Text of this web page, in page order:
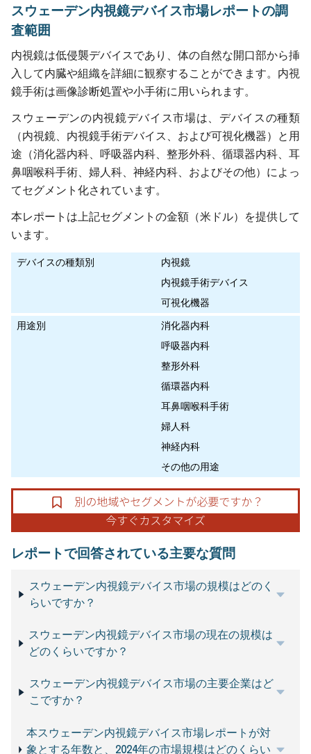
スウェーデン内視鏡デバイス市場レポートの調
査範囲
内視鏡は低侵襲デバイスであり、体の自然な開口部から挿
入して内臓や組織を詳細に観察することができます。内視
鏡手術は画像診断処置や小手術に用いられます。
スウェーデンの内視鏡デバイス市場は、デバイスの種類
（内視鏡、内視鏡手術デバイス、および可視化機器）と用
途（消化器内科、呼吸器内科、整形外科、循環器内科、耳
鼻咽喉科手術、婦人科、神経内科、およびその他）によっ
てセグメント化されています。
本レポートは上記セグメントの金額（米ドル）を提供して
います。
デバイスの種類別
内視鏡
内視鏡手術デバイス
可視化機器
用途別
消化器内科
呼吸器内科
整形外科
循環器内科
耳鼻咽喉科手術
婦人科
神経内科
その他の用途
レポートで回答されている主要な質問
スウェーデン内視鏡デバイス市場の規模はどのく
らいですか？
スウェーデン内視鏡デバイス市場の現在の規模は
どのくらいですか？
スウェーデン内視鏡デバイス市場の主要企業はど
こですか？
本スウェーデン内視鏡デバイス市場レポートが対
象とする年数と、2024年の市場規模はどのくらい